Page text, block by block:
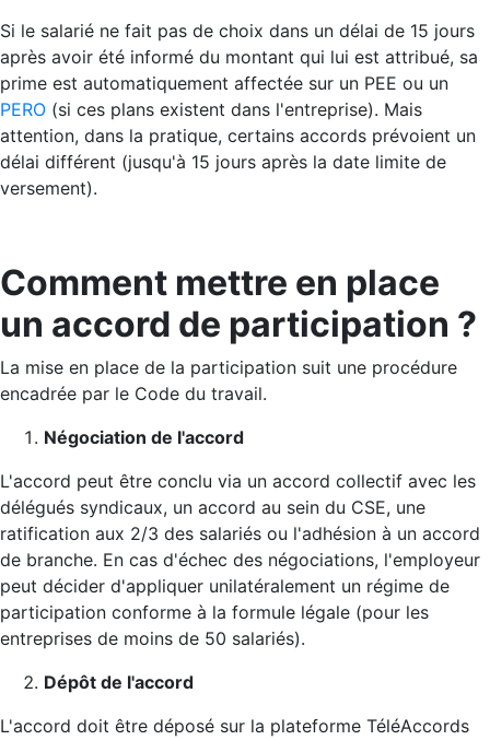
Si le salarié ne fait pas de choix dans un délai de 15 jours
après avoir été informé du montant qui lui est attribué, sa
prime est automatiquement affectée sur un PEE ou un
PERO (si ces plans existent dans l'entreprise). Mais
attention, dans la pratique, certains accords prévoient un
délai différent (jusqu'à 15 jours après la date limite de
versement).
Comment mettre en place
un accord de participation ?
La mise en place de la participation suit une procédure
encadrée par le Code du travail.
Négociation de l'accord
L'accord peut être conclu via un accord collectif avec les
délégués syndicaux, un accord au sein du CSE, une
ratification aux 2/3 des salariés ou l'adhésion à un accord
de branche. En cas d'échec des négociations, l'employeur
peut décider d'appliquer unilatéralement un régime de
participation conforme à la formule légale (pour les
entreprises de moins de 50 salariés).
Dépôt de l'accord
L'accord doit être déposé sur la plateforme TéléAccords